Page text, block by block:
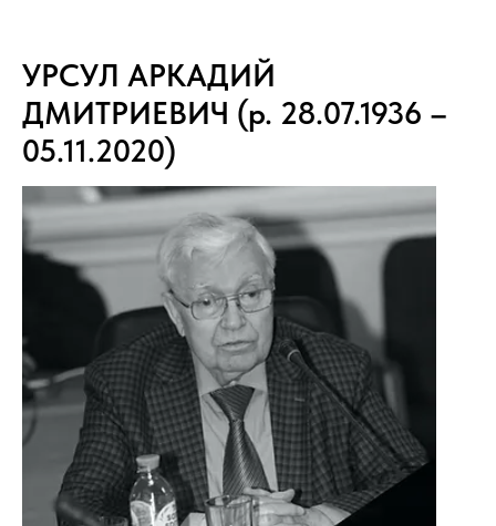
УРСУЛ АРКАДИЙ
ДМИТРИЕВИЧ (р. 28.07.1936 –
05.11.2020)